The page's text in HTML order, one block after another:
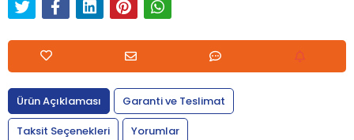
Ürün Açıklaması
Garanti ve Teslimat
Taksit Seçenekleri
Yorumlar